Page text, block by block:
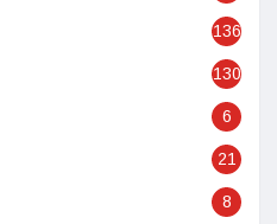
136
130
6
21
8